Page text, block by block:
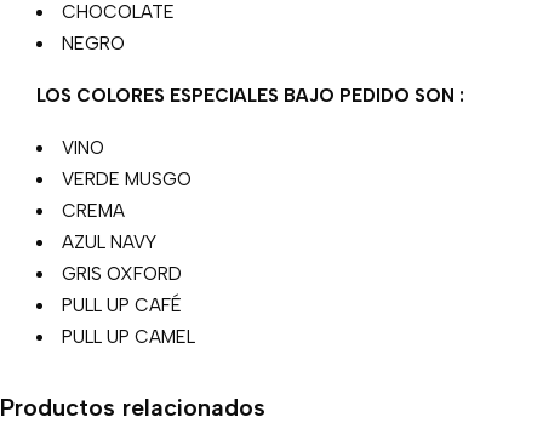
CHOCOLATE
NEGRO
LOS COLORES ESPECIALES BAJO PEDIDO SON :
VINO
VERDE MUSGO
CREMA
AZUL NAVY
GRIS OXFORD
PULL UP CAFÉ
PULL UP CAMEL
Productos relacionados